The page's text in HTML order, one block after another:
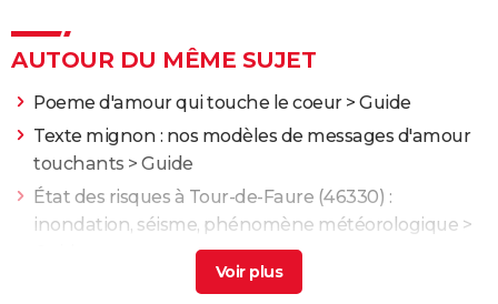
AUTOUR DU MÊME SUJET
Poeme d'amour qui touche le coeur> Guide
Texte mignon : nos modèles de messages d'amour
touchants > Guide
État des risques à Tour-de-Faure (46330) :
inondation, séisme, phénomène météorologique >